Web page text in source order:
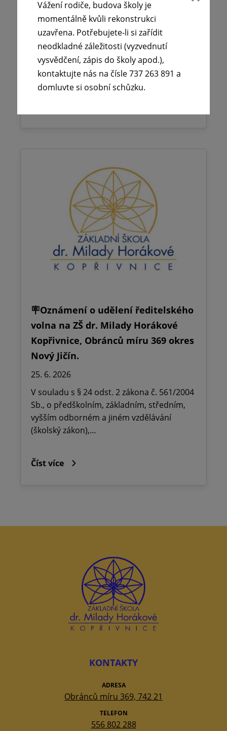
29. 6. 2026
Vážení rodiče, budova školy je momentálně
kvůli rekonstrukci uzavřena. Potřebujete-li
si zařídit neodkladné záležitosti
(vyzvednutí…
🪧Oznámení o udělení ředitelského
volna na ZŠ dr. Milady Horákové
Kopřivnice, Obránců míru 369 okres
Nový Jičín.
25. 6. 2026
V souladu s § 24 odst. 2 zákona č. 561/2004
Sb., o předškolním, základním, středním,
vyšším odborném a jiném vzdělávání
(školský zákon),…
Číst více
KONTAKTY
ADRESA
Obránců míru 369, 742 21
TELEFON
556 802 288
Vážení rodiče, budova školy je
momentálně kvůli rekonstrukci
uzavřena. Potřebujete-li si zařídit
neodkladné záležitosti (vyzvednutí
vysvědčení, zápis do školy apod.),
kontaktujte nás na čísle 737 263 891 a
domluvte si osobní schůzku.